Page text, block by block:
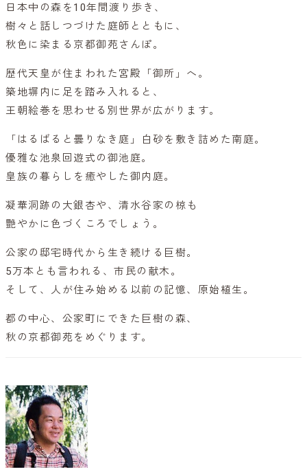
日本中の森を10年間渡り歩き、
樹々と話しつづけた庭師とともに、
秋色に染まる京都御苑さんぽ。
歴代天皇が住まわれた宮殿「御所」へ。
築地塀内に足を踏み入れると、
王朝絵巻を思わせる別世界が広がります。
「はるばると曇りなき庭」白砂を敷き詰めた南庭。
優雅な池泉回遊式の御池庭。
皇族の暮らしを癒やした御内庭。
凝華洞跡の大銀杏や、清水谷家の椋も
艶やかに色づくころでしょう。
公家の邸宅時代から生き続ける巨樹。
5万本とも言われる、市民の献木。
そして、人が住み始める以前の記憶、原始植生。
都の中心、公家町にできた巨樹の森、
秋の京都御苑をめぐります。